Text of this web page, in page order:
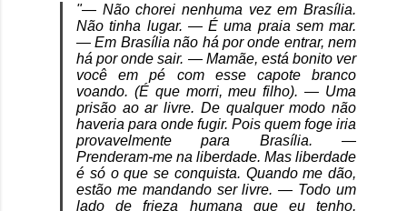
"— Não chorei nenhuma vez em Brasília.
Não tinha lugar. — É uma praia sem mar.
— Em Brasília não há por onde entrar, nem
há por onde sair. — Mamãe, está bonito ver
você em pé com esse capote branco
voando. (É que morri, meu filho). — Uma
prisão ao ar livre. De qualquer modo não
haveria para onde fugir. Pois quem foge iria
provavelmente para Brasília. —
Prenderam-me na liberdade. Mas liberdade
é só o que se conquista. Quando me dão,
estão me mandando ser livre. — Todo um
lado de frieza humana que eu tenho,